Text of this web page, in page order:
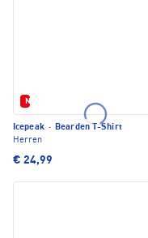
Neu
Icepeak · Bearden T-Shirt
Herren
€ 24,99